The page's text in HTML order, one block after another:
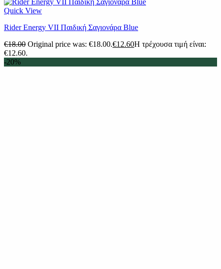
Quick View
Rider Energy VII Παιδική Σαγιονάρα Blue
€18.00 Original price was: €18.00.€12.60Η τρέχουσα τιμή είναι:
€12.60.
-20%